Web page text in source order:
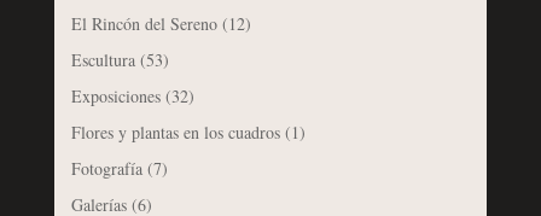
El Rincón del Sereno(12)
Escultura(53)
Exposiciones(32)
Flores y plantas en los cuadros(1)
Fotografía(7)
Galerías(6)